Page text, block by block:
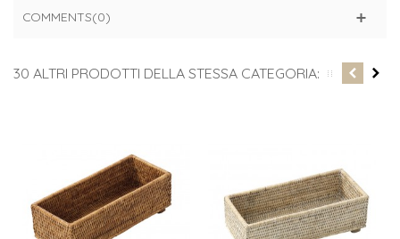
COMMENTS(0)
30 ALTRI PRODOTTI DELLA STESSA CATEGORIA: